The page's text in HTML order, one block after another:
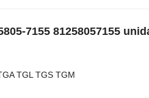
7155 81258057155
TGL TGS TGM